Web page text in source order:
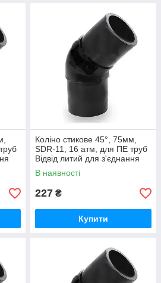
Коліно стикове 45°, 75мм,
SDR-11, 16 атм, для ПЕ труб
Відвід литий для з'єднання
водопровідних та газових
труб
В наявності
227 ₴
Купити